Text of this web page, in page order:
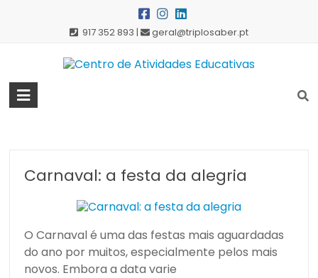
917 352 893 | geral@triplosaber.pt
Centro
Educativas
Carnaval: a festa da alegria
O Carnaval é uma das festas mais aguardadas
do ano por muitos, especialmente pelos mais
novos. Embora a data varie